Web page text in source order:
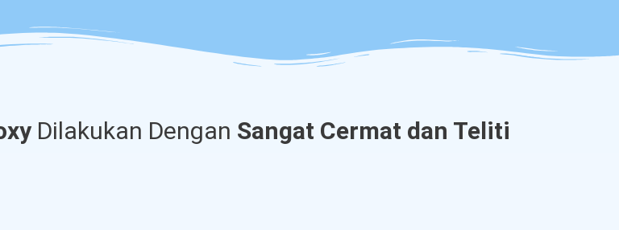
Dilakukan Dengan Sangat Cermat dan Teliti